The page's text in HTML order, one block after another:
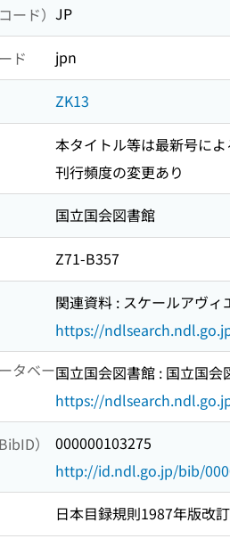
ード） JP
ド jpn
ZK13
本タイトル等は最新号によ
刊行頻度の変更あり
国立国会図書館
Z71-B357
関連資料 : スケールアヴィ
https://
タベー国立国会図書館 : 国立国会
https://
）
000000103275
http://id.ndl.go.jp/bib/
日本目録規則1987年版改